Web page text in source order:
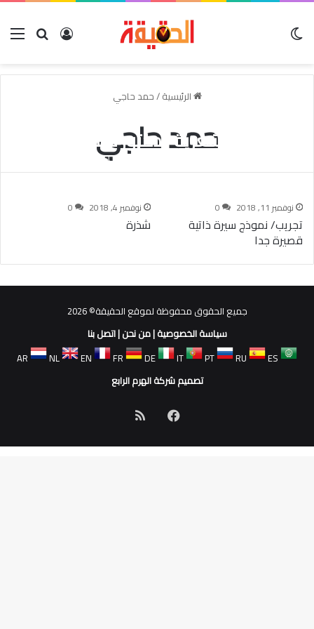
بحث عنتسجيل
الرئيسية/حمد حاجي
حمد حاجي
ومضات شعرية -دكتور حمد حاجي
نوفمبر 11, 2018 0
تجريب/ نموذج سيرة ذاتية
قصيرة جدا
نوفمبر 4, 2018 0
شذرة
جميع الحقوق محفوظة لموقع الحقيقة© 2026
سياسة الخصوصية|من نحن|اتصل بنا
AR
NL EN FR DE IT PT RU
ES
تصميم شركة الهرم الرابع
فيسبوك
الموقع